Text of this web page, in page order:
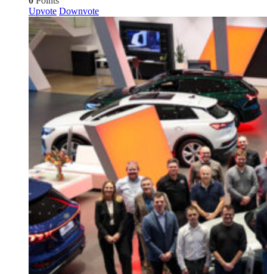
Upvote Downvote